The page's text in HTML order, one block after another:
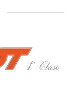
❯